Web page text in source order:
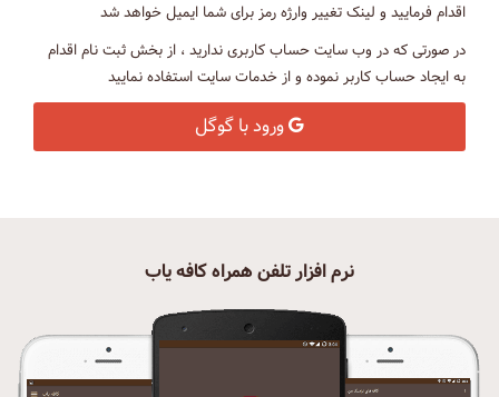
اقدام فرمایید و لینک تغییر وارژه رمز برای شما ایمیل خواهد شد
در صورتی که در وب سایت حساب کاربری ندارید ، از بخش ثبت نام اقدام
به ایجاد حساب کاربر نموده و از خدمات سایت استفاده نمایید
ورود با گوگل
نرم افزار تلفن همراه کافه یاب